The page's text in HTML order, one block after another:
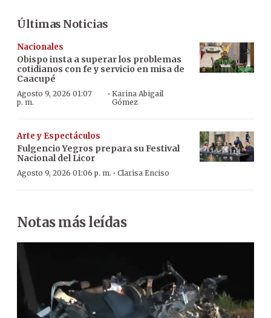
Últimas Noticias
Nacionales
Obispo insta a superar los problemas
cotidianos con fe y servicio en misa de
Caacupé
Agosto 9, 2026 01:07
p. m.
·Karina Abigail
Gómez
Arte y Espectáculos
Fulgencio Yegros prepara su Festival
Nacional del Licor
Agosto 9, 2026 01:06 p. m. · Clarisa Enciso
Notas más leídas